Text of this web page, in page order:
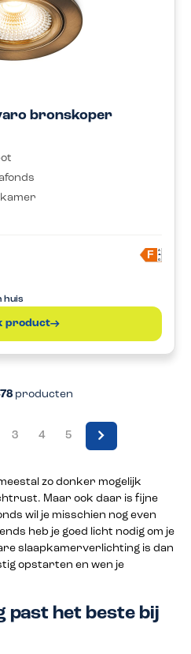
bronskoper
F A
G
huis
product
producten
3 4 5
zo donker mogelijk
Maar ook daar is fijne
wil je misschien nog even
heb je goed licht nodig om je
slaapkamerverlichting is dan
opstarten en wen je
past het beste bij